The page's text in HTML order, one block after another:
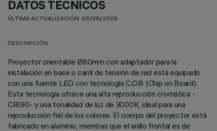
DATOS TÉCNICOS
ÚLTIMA ACTUALIZACIÓN: 05/08/2026
DESCRIPCIÓN
Proyector orientable Ø80mm con adaptador para la
instalación en base o carril de tensión de red está equipado
con una fuente LED con tecnología C.O.B (Chip on Board).
Esta tecnología ofrece una alta reproducción cromática -
CRI90- y una tonalidad de luz de 3000K, ideal para una
reproducción fiel de los colores. El cuerpo del proyector está
fabricado en aluminio, mientras que el anillo frontal es de